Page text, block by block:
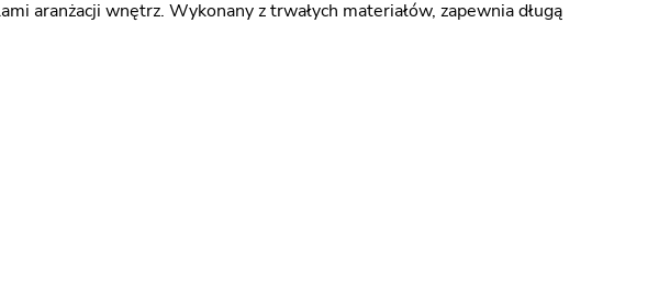
aranżacji wnętrz. Wykonany z trwałych materiałów, zapewnia długą